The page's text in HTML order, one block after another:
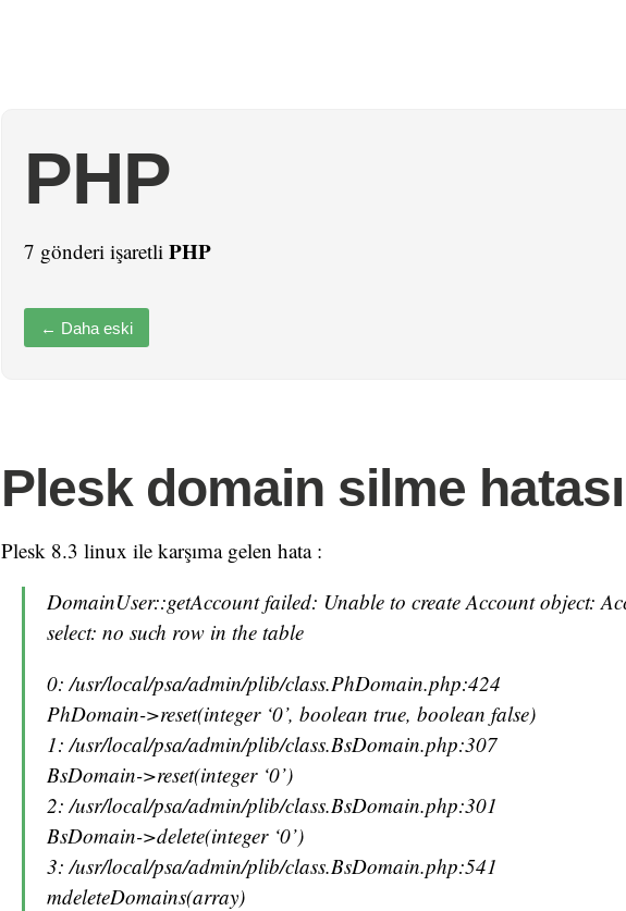
PHP
7 gönderi işaretli PHP
← Daha eski
Plesk domain silme hatası
Plesk 8.3 linux ile karşıma gelen hata :
DomainUser::getAccount failed: Unable to create Account object:
select: no such row in the table
0: /usr/local/psa/admin/plib/class.PhDomain.php:424
PhDomain->reset(integer ‘0’, boolean true, boolean false)
1: /usr/local/psa/admin/plib/class.BsDomain.php:307
BsDomain->reset(integer ‘0’)
2: /usr/local/psa/admin/plib/class.BsDomain.php:301
BsDomain->delete(integer ‘0’)
3: /usr/local/psa/admin/plib/class.BsDomain.php:541
mdeleteDomains(array)